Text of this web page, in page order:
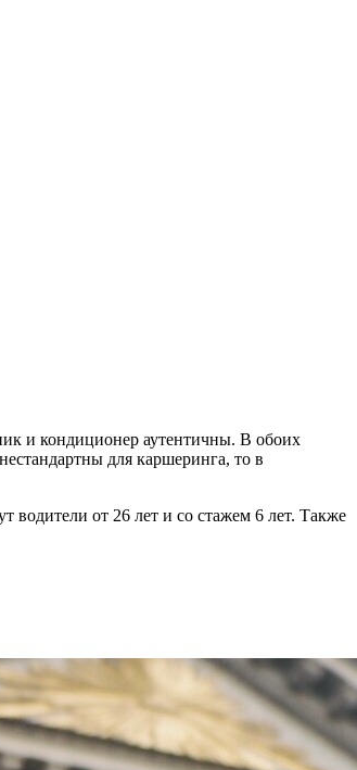
и кондиционер аутентичны. В обоих
для каршеринга, то в
водители от 26 лет и со стажем 6 лет. Также